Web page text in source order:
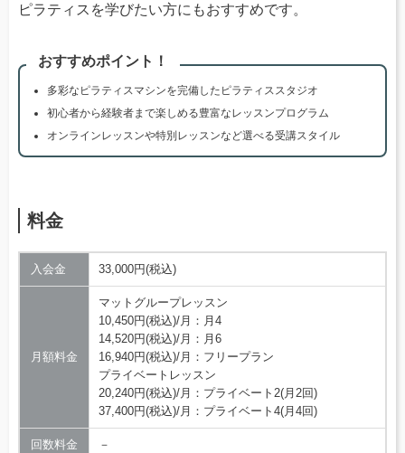
ピラティスを学びたい方にもおすすめです。
おすすめポイント！
多彩なピラティスマシンを完備したピラティススタジオ
初心者から経験者まで楽しめる豊富なレッスンプログラム
オンラインレッスンや特別レッスンなど選べる受講スタイル
料金
入会金 33,000円(税込)
月額料金
マットグループレッスン
10,450円(税込)/月：月4
14,520円(税込)/月：月6
16,940円(税込)/月：フリープラン
プライベートレッスン
20,240円(税込)/月：プライベート2(月2回)
37,400円(税込)/月：プライベート4(月4回)
回数料金 －